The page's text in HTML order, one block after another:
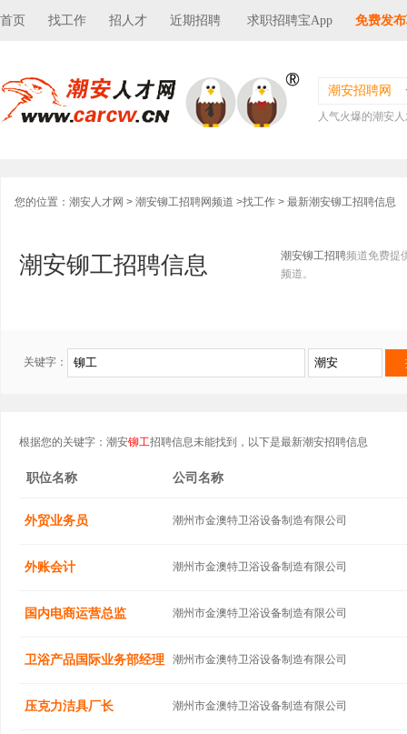
首页 找工作 招人才 近期招聘 求职招聘宝App 免费发
潮安招聘网
人气火爆的潮安
您的位置： 潮安人才网 > 潮安铆工招聘网频道 >找工作 > 最新潮安铆工招聘信息
潮安铆工招聘信息 潮安铆工招聘频道免费提
频道。
关键字：
根据您的关键字：潮安铆工招聘信息未能找到，以下是最新潮安招聘信息
职位名称 公司名称
外贸业务员 潮州市金澳特卫浴设备制造有限公司
外账会计 潮州市金澳特卫浴设备制造有限公司
国内电商运营总监 潮州市金澳特卫浴设备制造有限公司
卫浴产品国际业务部经理 潮州市金澳特卫浴设备制造有限公司
压克力洁具厂长 潮州市金澳特卫浴设备制造有限公司